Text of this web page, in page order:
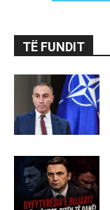
TË FUNDIT